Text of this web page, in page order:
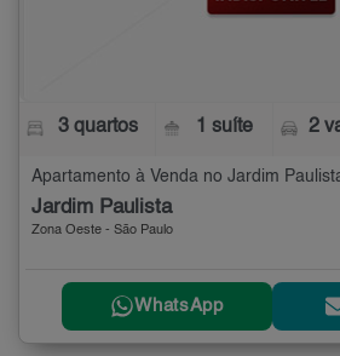
3 quartos 1 suíte 2
Jardim Paulista
Zona Oeste - São Paulo
WhatsApp